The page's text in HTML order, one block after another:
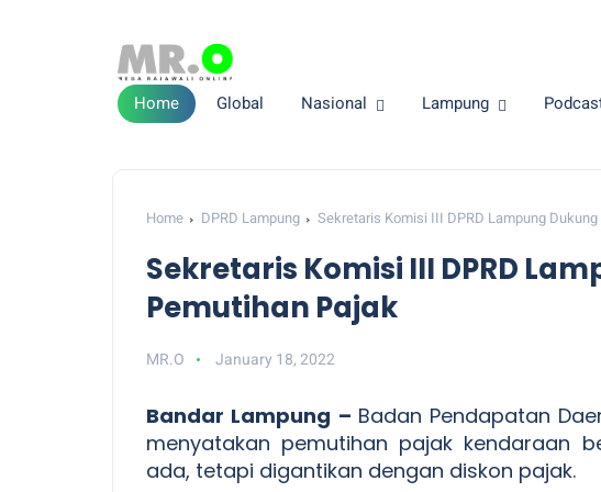
Home Global Nasional Lampung
Home DPRD Lampung Sekretaris Komisi III DPRD Lampung
Sekretaris Komisi III DPRD
Pemutihan Pajak
MR.O January 18, 2022
Bandar Lampung – Badan Pendapatan
menyatakan pemutihan pajak kendaraan
ada, tetapi digantikan dengan diskon pajak.